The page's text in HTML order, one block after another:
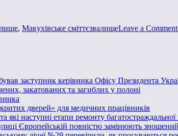
, Макухівське сміттєзвалищеLeave a Comment
заступник керівника Офісу Президента
закатованих та загиблих у полоні
дверей» для медичних працівників
наступні етапи ремонту багатостраждальної
Європейській повністю замінюють